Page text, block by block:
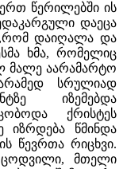
წერილებში ის
დაეცა
დაიღალა და
ხმა, რომელიც
მალე აარამარტო
სრულიად
იზემებდა
ქრისტეს
წმინდა
წევრთა რიცხვი.
ცოდვილი, მთელი